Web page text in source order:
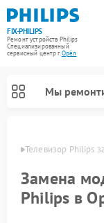
FIX-PHILIPS
Ремонт устройств Philips
Специализированный
cервисный центр г.Орёл
Мы
Телевизор Philips
Замена
Philips в